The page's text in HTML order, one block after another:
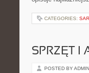
CATEGORIES:
SPRZĘT I
POSTED BY ADMIN